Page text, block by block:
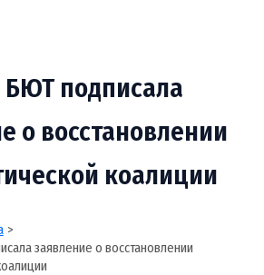
подписала
о восстановлении
коалиции
заявление о восстановлении